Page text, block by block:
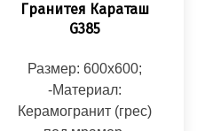
Гранитея Караташ
G385
Размер: 600x600;
-Материал:
Керамогранит (грес)